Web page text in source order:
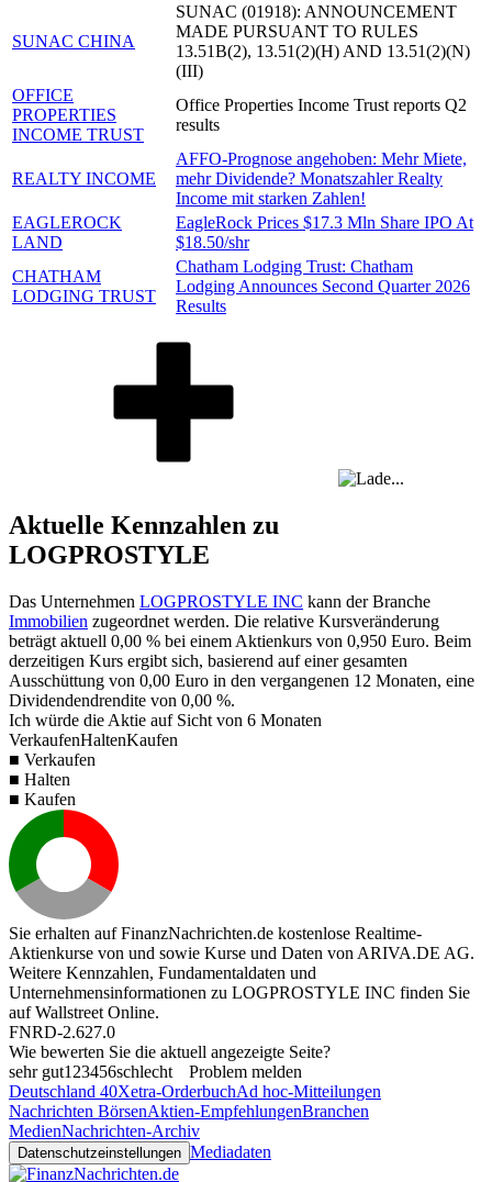
SUNAC CHINA
SUNAC (01918): ANNOUNCEMENT
MADE PURSUANT TO RULES
13.51B(2), 13.51(2)(H) AND 13.51(2)(N)
(III)
OFFICE
PROPERTIES
INCOME TRUST
Office Properties Income Trust reports Q2
results
REALTY INCOME
AFFO-Prognose angehoben: Mehr Miete,
mehr Dividende? Monatszahler Realty
Income mit starken Zahlen!
EAGLEROCK
LAND
EagleRock Prices $17.3 Mln Share IPO At
$18.50/shr
CHATHAM
LODGING TRUST
Chatham Lodging Trust: Chatham
Lodging Announces Second Quarter 2026
Results
Aktuelle Kennzahlen zu
LOGPROSTYLE
Das Unternehmen LOGPROSTYLE INC kann der Branche
Immobilien zugeordnet werden. Die relative Kursveränderung
beträgt aktuell 0,00 % bei einem Aktienkurs von 0,950 Euro. Beim
derzeitigen Kurs ergibt sich, basierend auf einer gesamten
Ausschüttung von 0,00 Euro in den vergangenen 12 Monaten, eine
Dividendendrendite von 0,00 %.
Ich würde die Aktie auf Sicht von 6 Monaten
VerkaufenHaltenKaufen
■ Verkaufen
■ Halten
■ Kaufen
Sie erhalten auf FinanzNachrichten.de kostenlose Realtime-
Aktienkurse von und sowie Kurse und Daten von ARIVA.DE AG.
Weitere Kennzahlen, Fundamentaldaten und
Unternehmensinformationen zu LOGPROSTYLE INC finden Sie
aufWallstreet Online.
FNRD-2.627.0
Wie bewerten Sie die aktuell angezeigte Seite?
sehr gut1 23456schlecht
Problem melden
Deutschland 40Xetra-OrderbuchAd hoc-Mitteilungen
Nachrichten BörsenAktien-EmpfehlungenBranchen
MedienNachrichten-Archiv
Datenschutzeinstellungen Mediadaten